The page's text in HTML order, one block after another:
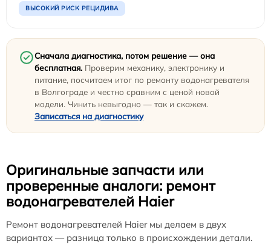
ВЫСОКИЙ РИСК РЕЦИДИВА
Сначала диагностика, потом решение — она
бесплатная. Проверим механику, электронику и
питание, посчитаем итог по ремонту водонагревателя
в Волгограде и честно сравним с ценой новой
модели. Чинить невыгодно — так и скажем.
Записаться на диагностику
Оригинальные запчасти или
проверенные аналоги: ремонт
водонагревателей Haier
Ремонт водонагревателей Haier мы делаем в двух
вариантах — разница только в происхождении детали.